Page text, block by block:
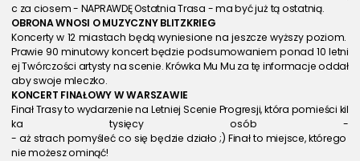
c za ciosem - NAPRAWDĘ Ostatnia Trasa - ma być już tą ostatnią.
OBRONA WNOSI O MUZYCZNY BLITZKRIEG
Koncerty w 12 miastach będą wyniesione na jeszcze wyższy poziom.
Prawie 90 minutowy koncert będzie podsumowaniem ponad 10 letni
ej Twórczości artysty na scenie. Krówka Mu Mu za tę informacje oddał
aby swoje mleczko.
KONCERT FINAŁOWY W WARSZAWIE
Finał Trasy to wydarzenie na Letniej Scenie Progresji, która pomieści kil
ka tysięcy osób -
- aż strach pomyśleć co się będzie działo ;) Finał to miejsce, którego
nie możesz ominąć!